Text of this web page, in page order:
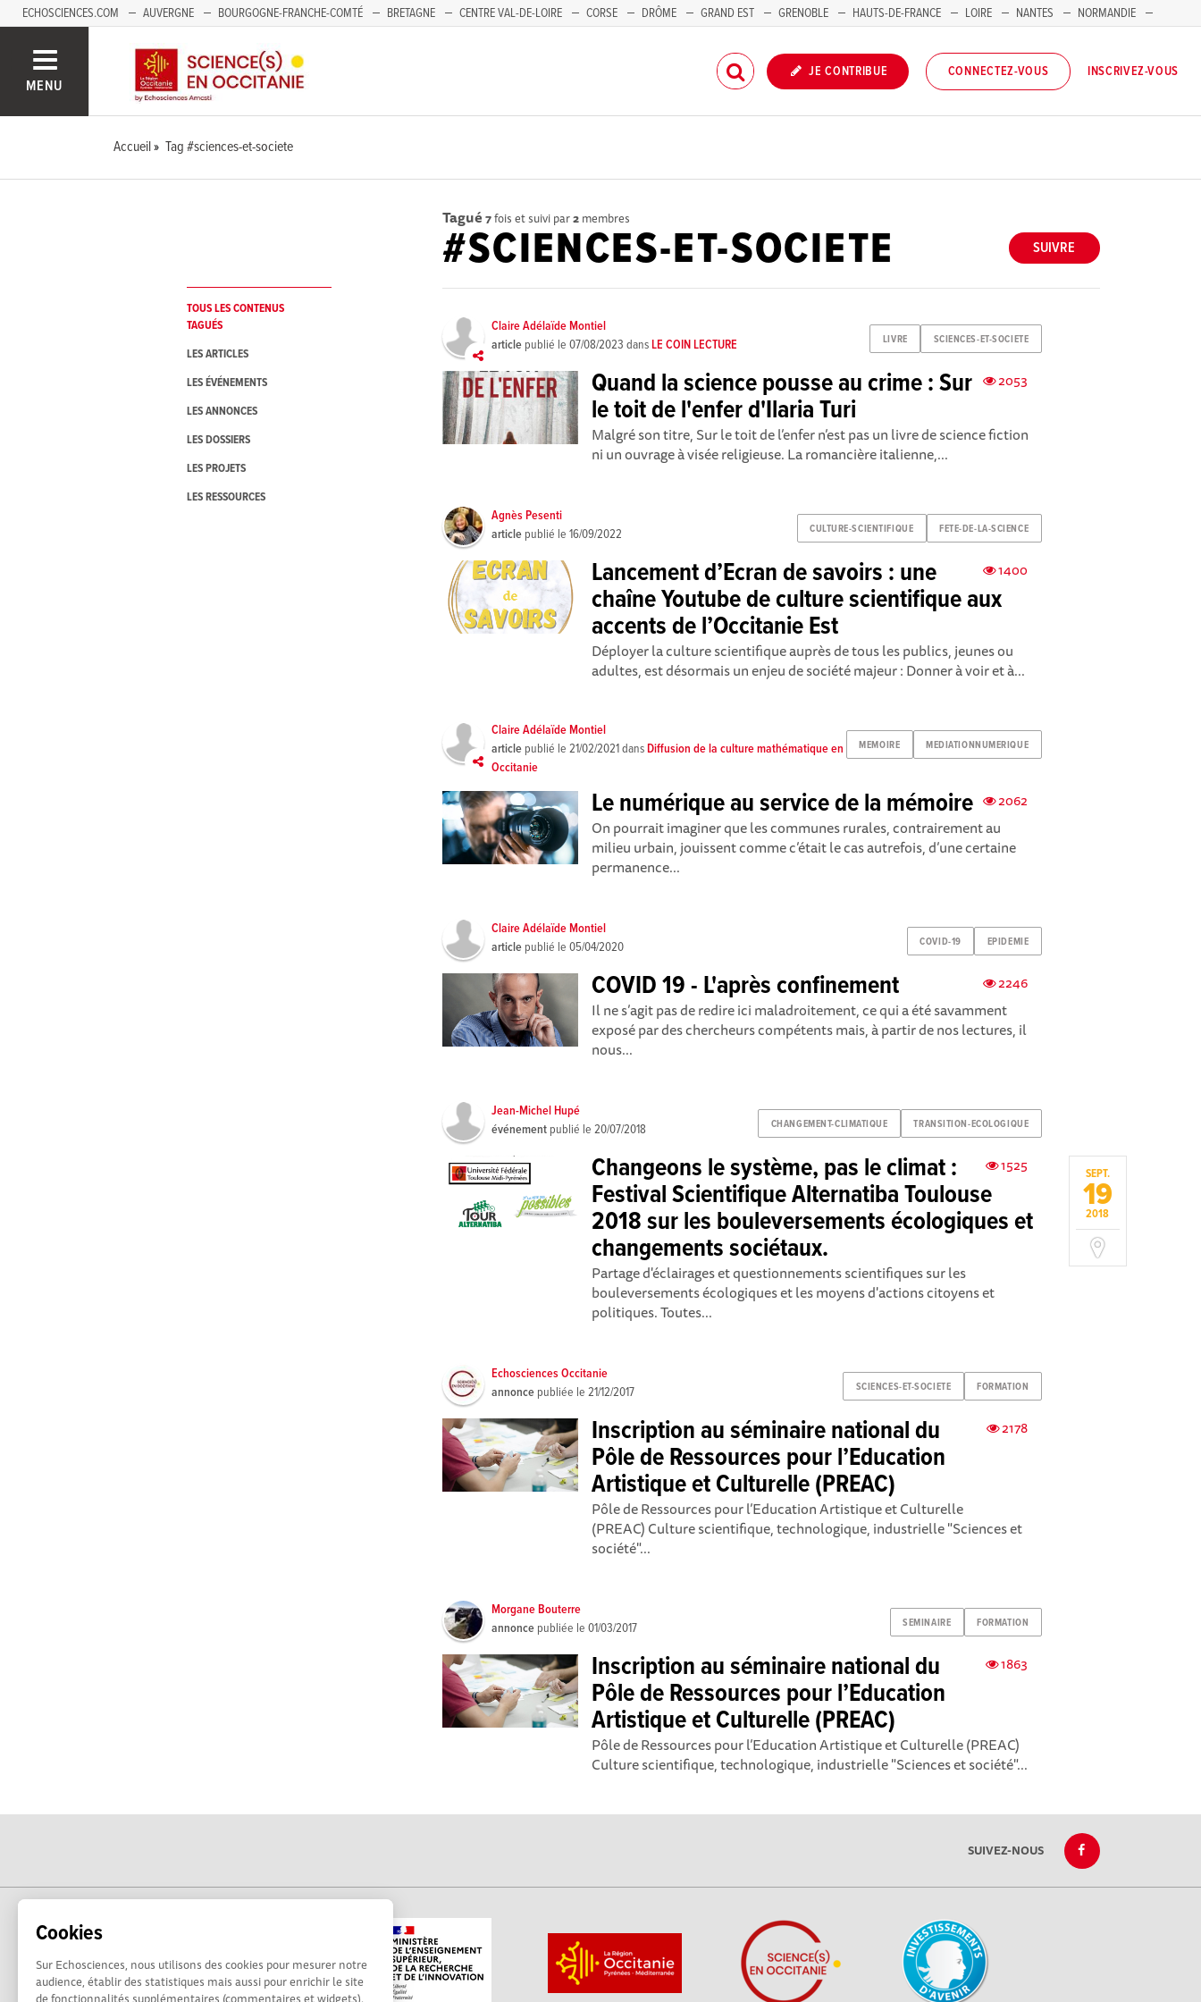
Cookies
Sur Echosciences, nous utilisons des cookies pour mesurer notre
audience, établir des statistiques mais aussi pour enrichir le site
de fonctionnalités supplémentaires (commentaires et widgets).
ECHOSCIENCES.COM AUVERGNE BOURGOGNE-FRANCHE-COMTÉ BRETAGNE CENTRE VAL-DE-LOIRE CORSE DRÔME GRAND EST GRENOBLE HAUTS-DE-FRANCE LOIRE NANTES
NORMANDIE
MENU
JE CONTRIBUE CONNECTEZ-VOUS INSCRIVEZ-VOUS
Accueil Tag #sciences-et-societe
TOUS LES CONTENUS
TAGUÉS
LES ARTICLES
LES ÉVÉNEMENTS
LES ANNONCES
LES DOSSIERS
LES PROJETS
LES RESSOURCES
Tagué 7fois et suivi par2 membres
SUIVRE
#SCIENCES-ET-SOCIETE
LIVRE SCIENCES-ET-SOCIETE
Claire Adélaïde Montiel
article publié le07/08/2023 dansLE COIN LECTURE
2053
Quand la science pousse au crime : Sur
le toit de l'enfer d'Ilaria Turi
Malgré son titre, Sur le toit de l’enfer n’est pas un livre de science fiction
ni un ouvrage à visée religieuse. La romancière italienne,...
CULTURE-SCIENTIFIQUE FETE-DE-LA-SCIENCE
Agnès Pesenti
article publié le16/09/2022
1400
Lancement d’Ecran de savoirs : une
chaîne Youtube de culture scientifique aux
accents de l’Occitanie Est
Déployer la culture scientifique auprès de tous les publics, jeunes ou
adultes, est désormais un enjeu de société majeur : Donner à voir et à...
MEMOIRE MEDIATIONNUMERIQUE
Claire Adélaïde Montiel
article publié le21/02/2021dansDiffusion de la culture mathématique en
Occitanie
2062
Le numérique au service de la mémoire
On pourrait imaginer que les communes rurales, contrairement au
milieu urbain, jouissent comme c’était le cas autrefois, d’une certaine
permanence...
COVID-19 EPIDEMIE
Claire Adélaïde Montiel
article publié le05/04/2020
2246
COVID 19 - L'après confinement
Il ne s’agit pas de redire ici maladroitement, ce qui a été savamment
exposé par des chercheurs compétents mais, à partir de nos lectures, il
nous...
CHANGEMENT-CLIMATIQUE TRANSITION-ECOLOGIQUE
Jean-Michel Hupé
événement publié le20/07/2018
SEPT.
19
2018
1525
Changeons le système, pas le climat :
Festival Scientifique Alternatiba Toulouse
2018 sur les bouleversements écologiques et
changements sociétaux.
Partage d'éclairages et questionnements scientifiques sur les
bouleversements écologiques et les moyens d'actions citoyens et
politiques. Toutes...
SCIENCES-ET-SOCIETE FORMATION
Echosciences Occitanie
annonce publiée le21/12/2017
2178
Inscription au séminaire national du
Pôle de Ressources pour l’Education
Artistique et Culturelle (PREAC)
Pôle de Ressources pour l’Education Artistique et Culturelle
(PREAC) Culture scientifique, technologique, industrielle "Sciences et
société"...
SEMINAIRE FORMATION
Morgane Bouterre
annonce publiée le01/03/2017
1863
Inscription au séminaire national du
Pôle de Ressources pour l’Education
Artistique et Culturelle (PREAC)
Pôle de Ressources pour l’Education Artistique et Culturelle (PREAC)
Culture scientifique, technologique, industrielle "Sciences et société"...
SUIVEZ-NOUS